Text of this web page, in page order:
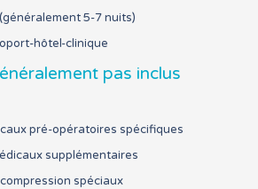
5-7 nuits)
hôtel-clinique
pas inclus
pré-opératoires spécifiques
supplémentaires
spéciaux